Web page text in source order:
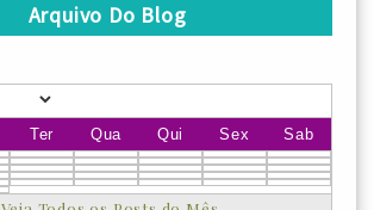
Arquivo Do Blog
Ter Qua Qui Sex Sab